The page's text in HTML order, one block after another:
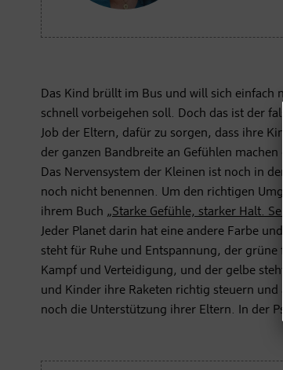
Das Kind brüllt im Bus und will sich einfach
schnell vorbeigehen soll. Doch das ist der
Job der Eltern, dafür zu sorgen, dass ihre
der ganzen Bandbreite an Gefühlen
Das Nervensystem der Kleinen ist noch in
noch nicht benennen. Um den richtigen
ihrem Buch „Starke Gefühle, starker Halt.
Jeder Planet darin hat eine andere Farbe
steht für Ruhe und Entspannung, der
Kampf und Verteidigung, und der gelbe
und Kinder ihre Raketen richtig steuern
noch die Unterstützung ihrer Eltern. In der